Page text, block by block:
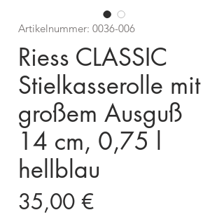
Artikelnummer: 0036-006
Riess CLASSIC
Stielkasserolle mit
großem Ausguß
14 cm, 0,75 l
hellblau
35,00 €Preis